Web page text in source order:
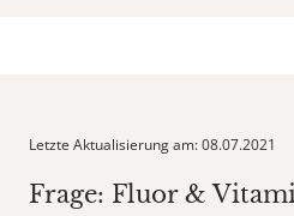
Letzte Aktualisierung am: 08.07.2021
Frage: Fluor &